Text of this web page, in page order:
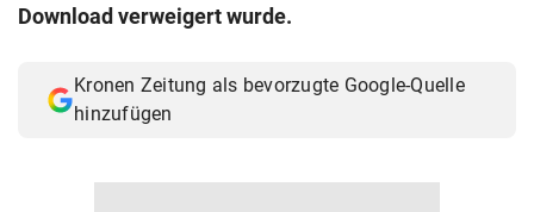
Download verweigert wurde.
Kronen Zeitung als bevorzugte Google-Quelle
hinzufügen